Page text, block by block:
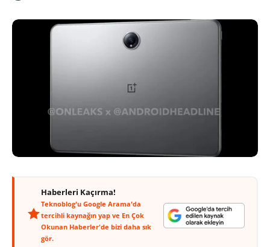
Haberleri Kaçırma!
Teknoblog'u Google Arama'da
tercihli kaynağın yap ve En Çok
Okunan Haberler'de bizi daha sık
gör.